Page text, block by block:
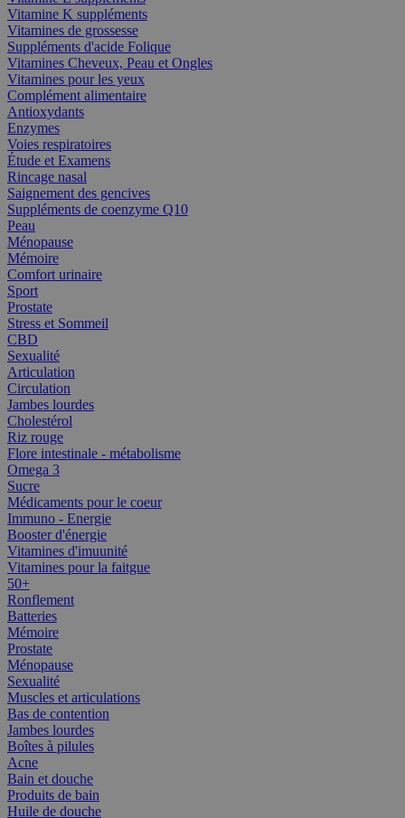
Vitamine K suppléments
Vitamines de grossesse
Suppléments d'acide Folique
Vitamines Cheveux, Peau et Ongles
Vitamines pour les yeux
Complément alimentaire
Antioxydants
Enzymes
Voies respiratoires
Étude et Examens
Rincage nasal
Saignement des gencives
Suppléments de coenzyme Q10
Peau
Ménopause
Mémoire
Comfort urinaire
Sport
Prostate
Stress et Sommeil
CBD
Sexualité
Articulation
Circulation
Jambes lourdes
Cholestérol
Riz rouge
Flore intestinale - métabolisme
Omega 3
Sucre
Médicaments pour le coeur
Immuno - Energie
Booster d'énergie
Vitamines d'imuunité
Vitamines pour la faitgue
50+
Ronflement
Batteries
Mémoire
Prostate
Ménopause
Sexualité
Muscles et articulations
Bas de contention
Jambes lourdes
Boîtes à pilules
Acne
Bain et douche
Produits de bain
Huile de douche